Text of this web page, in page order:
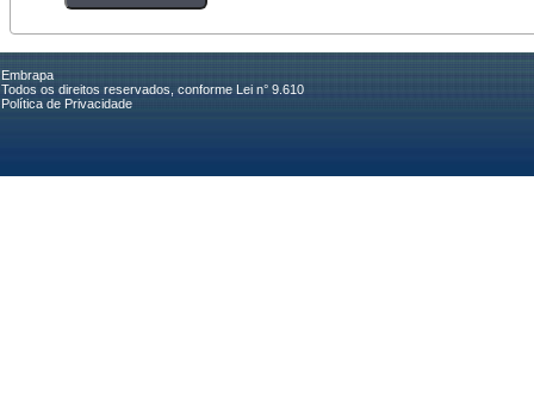
Embrapa
Todos os direitos reservados, conforme Lei n° 9.610
Política de Privacidade